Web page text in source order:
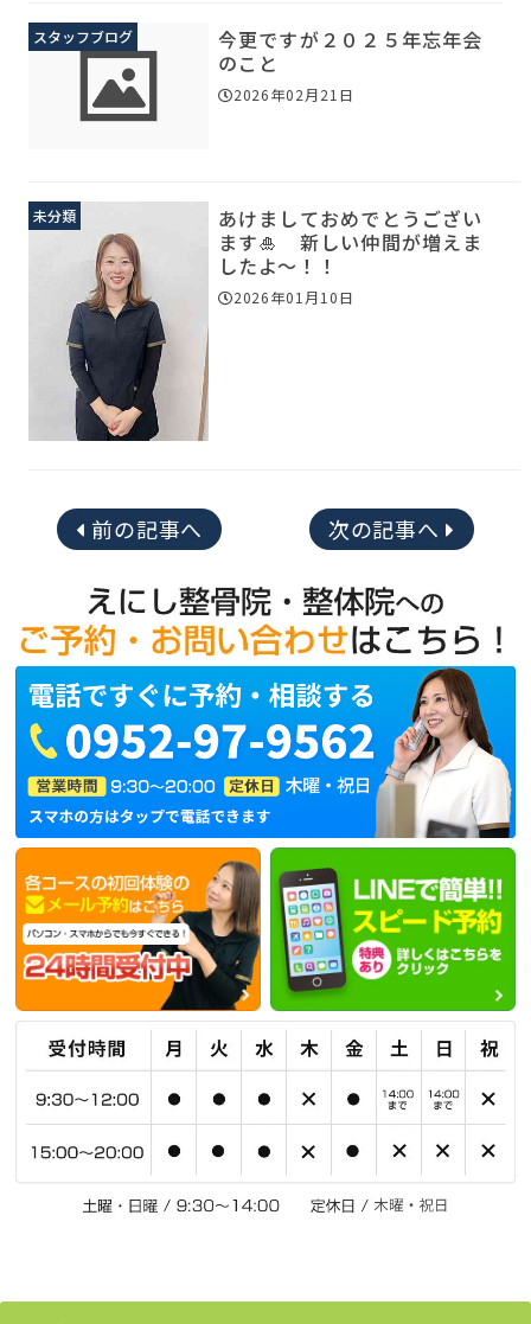
スタッフブログ
今更ですが２０２５年忘年会
のこと
2026年02月21日
未分類
あけましておめでとうござい
ます🎍 新しい仲間が増えま
したよ～！！
2026年01月10日
前の記事へ 次の記事へ